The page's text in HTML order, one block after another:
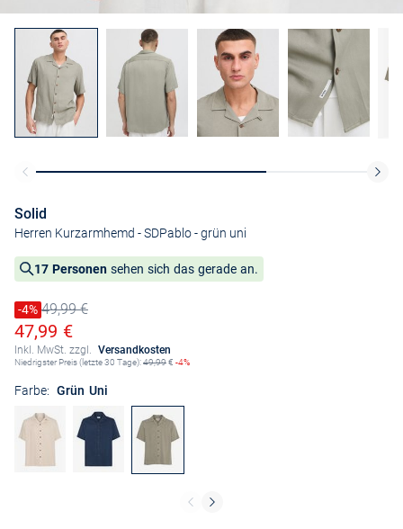
Solid
Herren Kurzarmhemd - SDPablo- grün uni
17 Personen sehen sich das gerade an.
Preis reduziert um
-4%
Alter Preis
49,99 €
Ermäßigter Preis
47,99 €
Inkl. MwSt. zzgl. Versandkosten
Niedrigster Preis (letzte 30 Tage):49,99€ -4%
Farbe: Grün Uni